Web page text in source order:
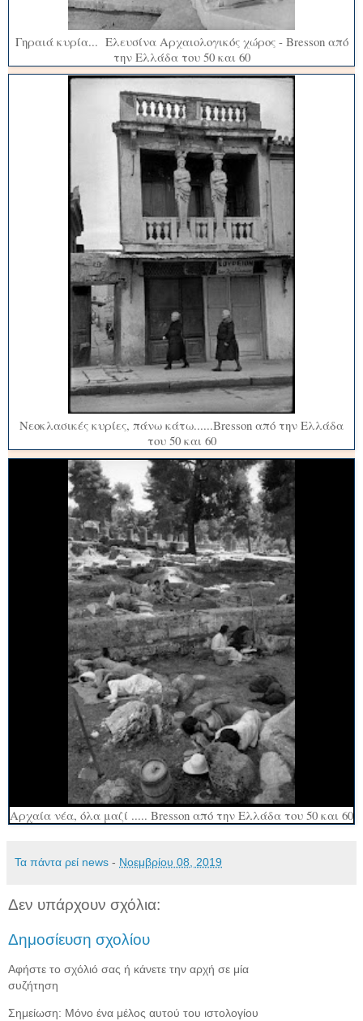
Γηραιά κυρία... Ελευσίνα Αρχαιολογικός χώρος - Bresson από
την Ελλάδα του 50 και 60
Νεοκλασικές κυρίες, πάνω κάτω......Bresson από την Ελλάδα
του 50 και 60
Αρχαία νέα, όλα μαζί ..... Bresson από την Ελλάδα του 50 και 60
Τα πάντα ρεί news - Νοεμβρίου 08, 2019
Δεν υπάρχουν σχόλια:
Δημοσίευση σχολίου
Αφήστε το σχόλιό σας ή κάνετε την αρχή σε μία
συζήτηση
Σημείωση: Μόνο ένα μέλος αυτού του ιστολογίου